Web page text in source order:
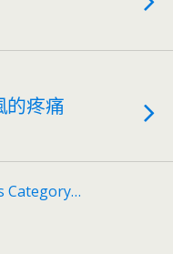
的疼痛
Category…